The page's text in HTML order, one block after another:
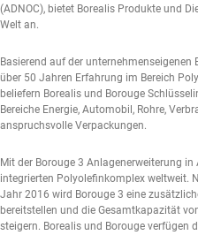
(ADNOC), bietet Borealis Produkte und
Welt an.
Basierend auf der
über 50 Jahren Erfahrung im Bereich
beliefern Borealis und Borouge
Bereiche Energie, Automobil, Rohre,
anspruchsvolle Verpackungen.
Mit der Borouge 3 Anlagenerweiterung
integrierten Polyolefinkomplex weltweit.
Jahr 2016 wird Borouge 3 eine
bereitstellen und die Gesamtkapazität
steigern. Borealis und Borouge verfügen